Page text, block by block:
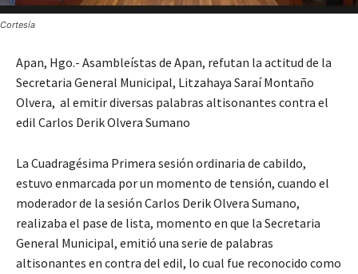
Cortesía
Apan, Hgo.- Asambleístas de Apan, refutan la actitud de la
Secretaria General Municipal, Litzahaya Saraí Montaño
Olvera, al emitir diversas palabras altisonantes contra el
edil Carlos Derik Olvera Sumano
La Cuadragésima Primera sesión ordinaria de cabildo,
estuvo enmarcada por un momento de tensión, cuando el
moderador de la sesión Carlos Derik Olvera Sumano,
realizaba el pase de lista, momento en que la Secretaria
General Municipal, emitió una serie de palabras
altisonantes en contra del edil, lo cual fue reconocido como